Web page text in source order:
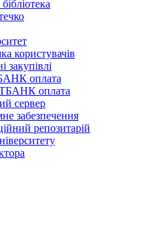
користувачів
закупівлі
оплата
оплата
сервер
забезпечення
репозитарій